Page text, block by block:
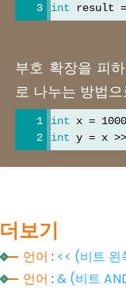
int result
부호 확장을 피
로 나누는 방법
int x =
int y = x
더보기
언어 : << (비트
언어 :& (비트